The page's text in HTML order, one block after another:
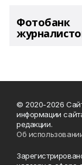
Фотобанк
© 2020-2026
информации
редакции.
Об